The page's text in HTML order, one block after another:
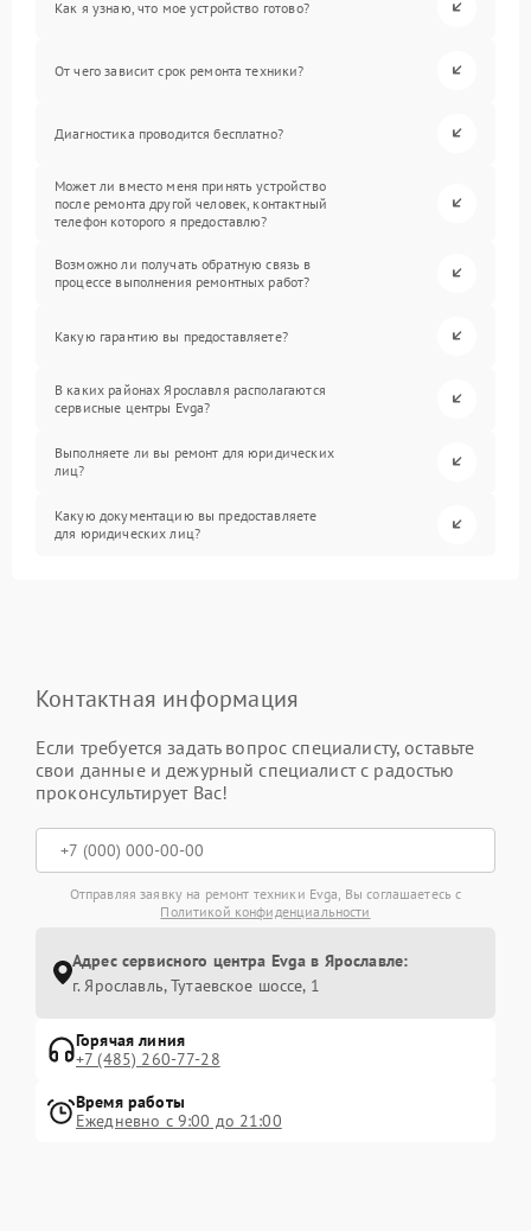
Как я узнаю, что мое устройство готово?
От чего зависит срок ремонта техники?
Диагностика проводится бесплатно?
Может ли вместо меня принять устройство
после ремонта другой человек, контактный
телефон которого я предоставлю?
Возможно ли получать обратную связь в
процессе выполнения ремонтных работ?
Какую гарантию вы предоставляете?
В каких районах Ярославля располагаются
сервисные центры Evga?
Выполняете ли вы ремонт для юридических
лиц?
Какую документацию вы предоставляете
для юридических лиц?
Контактная информация
Если требуется задать вопрос специалисту, оставьте
свои данные и дежурный специалист с радостью
проконсультирует Вас!
Отправляя заявку на ремонт техники Evga, Вы соглашаетесь с
Политикой конфиденциальности
Адрес сервисного центра Evga в Ярославле:
г. Ярославль, Тутаевское шоссе, 1
Горячая линия
+7 (485) 260-77-28
Время работы
Ежедневно с 9:00 до 21:00